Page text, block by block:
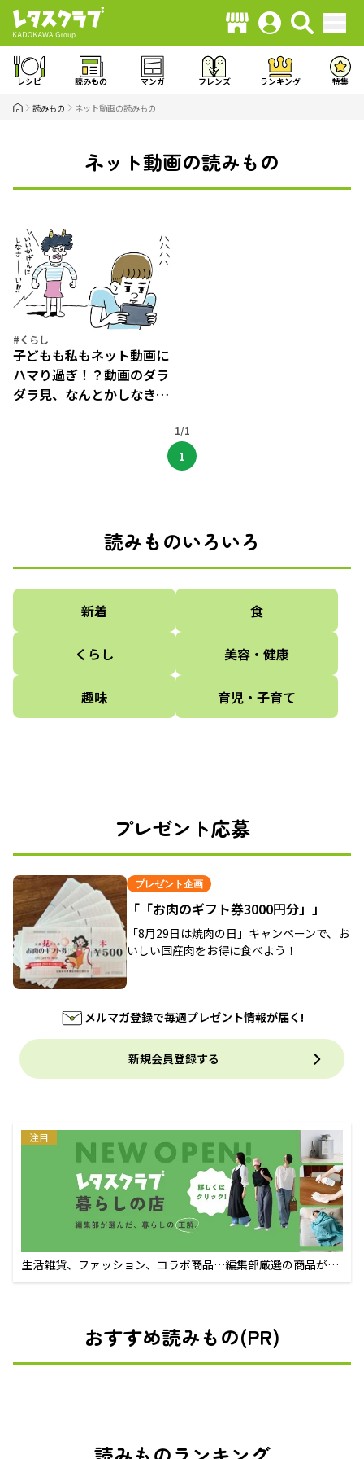
レシピ 読みもの マンガ フレンズ ランキング 特集
読みもの ネット動画の読みもの
ネット動画の読みもの
#くらし
子どもも私もネット動画に
ハマり過ぎ！？動画のダラ
ダラ見、なんとかしなき
1/1
1
読みものいろいろ
新着 食
くらし 美容・健康
趣味 育児・子育て
プレゼント応募
プレゼント企画
「「お肉のギフト券3000円分」」
「8月29日は焼肉の日」キャンペーンで、お
いしい国産肉をお得に食べよう！
メルマガ登録で毎週プレゼント情報が届く!
新規会員登録する
注目
生活雑貨、ファッション、コラボ商品…編集部厳選の商品が買
えるECサイト
おすすめ読みもの(PR)